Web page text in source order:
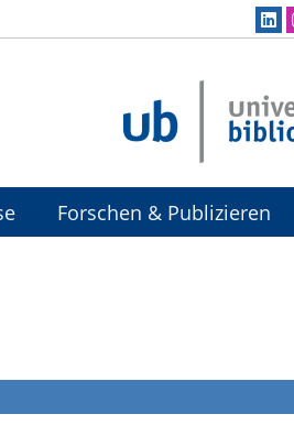
Forschen & Publizieren